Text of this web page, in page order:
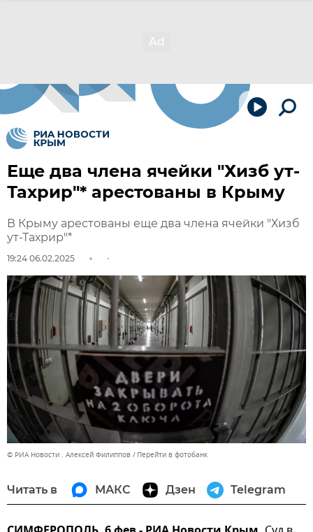
Еще два члена ячейки "Хизб ут-
Тахрир"* арестованы в Крыму
В Крыму арестованы еще два члена ячейки "Хизб
ут-Тахрир"*
19:24 06.02.2025
© РИА Новости . Алексей Филиппов Перейти в фотобанк
Читать в МАКС Дзен Telegram